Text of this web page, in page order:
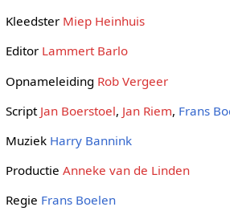
Kleedster Miep Heinhuis
Editor Lammert Barlo
Opnameleiding Rob Vergeer
Script Jan Boerstoel, Jan Riem, Frans
Muziek Harry Bannink
Productie Anneke van de Linden
Regie Frans Boelen